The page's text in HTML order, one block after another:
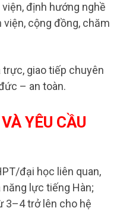
định hướng nghề
cộng đồng, chăm
giao tiếp chuyên
– an toàn.
YÊU CẦU
đại học liên quan,
năng lực tiếng Hàn;
3–4 trở lên cho hệ